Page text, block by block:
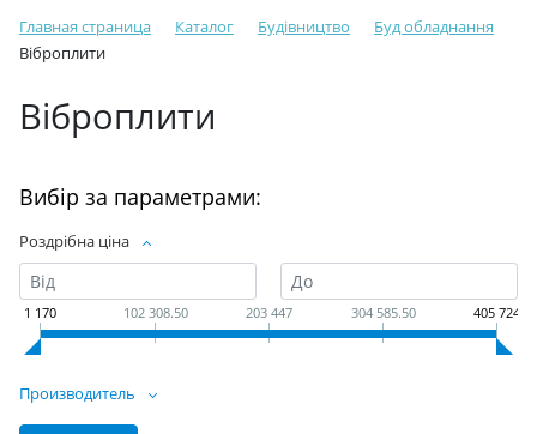
Главная страница Каталог Будівництво
Буд обладнання
Віброплити
Віброплити
Вибір за параметрами:
Роздрібна ціна
1 170 102 308.50 203 447 304 585.50 405 724
Производитель